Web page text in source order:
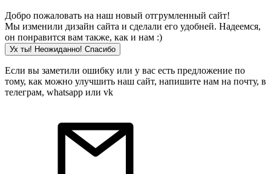
Добро пожаловать на наш новый отгрумленный сайт!
Мы изменили дизайн сайта и сделали его удобней. Надеемся,
он понравится вам также, как и нам :)
Ух ты! Неожиданно! Cпасибо
Если вы заметили ошибку или у вас есть предложение по
тому, как можно улучшить наш сайт, напишите нам на почту, в
телеграм, whatsapp или vk